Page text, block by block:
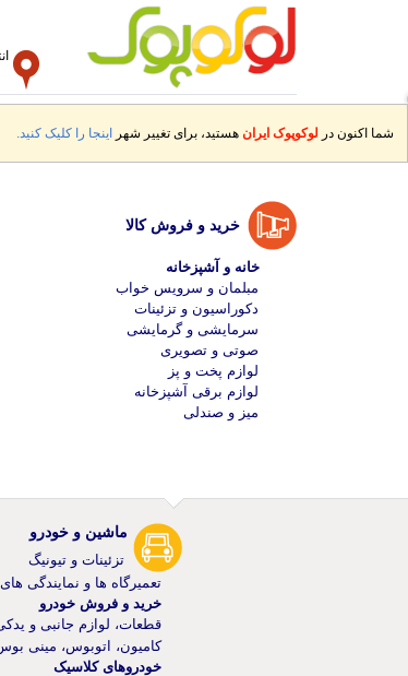
شما اکنون در لوکوپوک ایران هستید، برای تغییر شهر اینجا را کلیک کنید.
خرید و فروش کالا
خانه و آشپزخانه
مبلمان و سرویس خواب
دکوراسیون و تزئینات
سرمایشی و گرمایشی
صوتی و تصویری
لوازم پخت و پز
لوازم برقی آشپزخانه
میز و صندلی
ماشین و خودرو
تزئینات و تیونیگ
تعمیرگاه ها و نمایندگی
خرید و فروش خودرو
قطعات، لوازم جانبی و
کامیون، اتوبوس، مینی
خودرو‌های کلاسیک